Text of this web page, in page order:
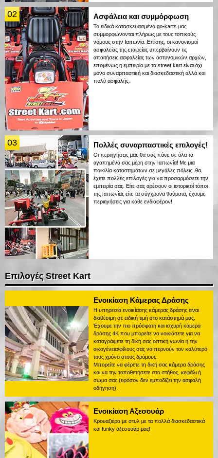
02 Ασφάλεια και συμμόρφωση
Τα ειδικά κατασκευασμένα go-karts μας
συμμορφώνονται πλήρως με τους τοπικούς
νόμους στην Ιαπωνία. Επίσης, οι κανονισμοί
ασφαλείας της εταιρείας υπερβαίνουν τις
απαιτήσεις ασφαλείας των αστυνομικών αρχών,
επομένως η εμπειρία με τα street kart είναι όχι
μόνο συναρπαστική και διασκεδαστική αλλά και
πολύ ασφαλής.
03 Πολλές συναρπαστικές επιλογές!
Οι περιηγήσεις μας θα σας πάνε σε όλα τα
αγαπημένα σας μέρη στην Ιαπωνία! Με μια
ποικιλία καταστημάτων σε μεγάλες πόλεις, θα
έχετε πολλές επιλογές για να προσαρμόσετε την
εμπειρία σας. Είτε σας αρέσουν οι ιστορικοί τόποι
της Ιαπωνίας είτε τα σύγχρονα θαύματα, έχουμε
περιηγήσεις για κάθε ενδιαφέρον!
Επιλογές Street Kart
Ενοικίαση Κάμερας Δράσης
Η υπηρεσία ενοικίασης κάμερας δράσης είναι
διαθέσιμη σε ειδική τιμή στο κατάστημά μας.
Έχουμε την πιο πρόσφατη και ισχυρή κάμερα
δράσης 4K που μπορείτε να νοικιάσετε για να
καταγράψετε τη δική σας οπτική γωνία ή την
οικογένεια/φίλους σας να περνούν τον καλύτερό
τους χρόνο στους δρόμους.
Μπορείτε να φέρετε τη δική σας κάμερα δράσης
και να την τοποθετήσετε στο στήθος, κεφάλι ή
σώμα σας (εφόσον δεν εμποδίζει την ασφαλή
οδήγηση).
Ενοικίαση Αξεσουάρ
Κρουαζιέρα με στυλ με τα πολλά διασκεδαστικά
και funky αξεσουάρ μας!